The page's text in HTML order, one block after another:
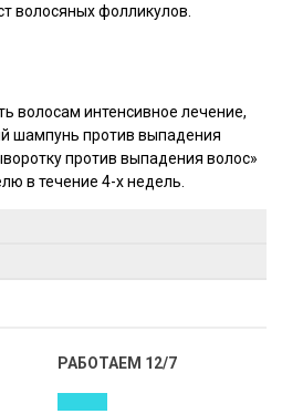
волосяных фолликулов.
волосам интенсивное лечение,
шампунь против выпадения
против выпадения волос»
в течение 4-х недель.
РАБОТАЕМ 12/7